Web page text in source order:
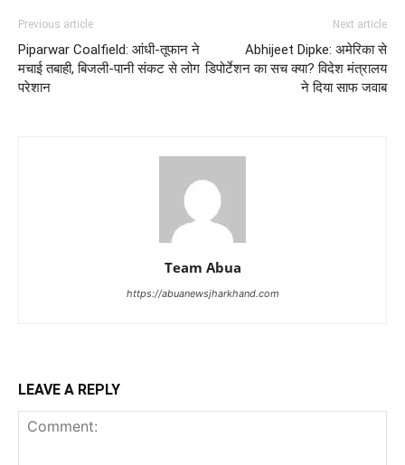
Previous article
Piparwar Coalfield: आंधी-तूफान ने
मचाई तबाही, बिजली-पानी संकट से लोग
परेशान
Next article
Abhijeet Dipke: अमेरिका से
डिपोर्टेशन का सच क्या? विदेश मंत्रालय
ने दिया साफ जवाब
Team Abua
https://abuanewsjharkhand.com
LEAVE A REPLY